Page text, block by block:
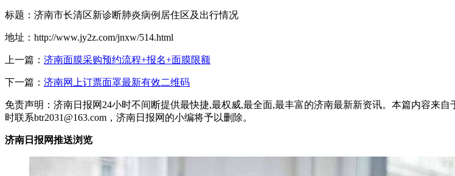
标题：济南市长清区新诊断肺炎病例居住区及出行情况
地址：http://www.jy2z.com/jnxw/514.html
上一篇： 济南面膜采购预约流程+报名+面膜限额
下一篇： 济南网上订票面罩最新有效二维码
免责声明：济南日报网24小时不间断提供最快捷,最权威,最全面,最丰富的济南最新新资讯。本篇内容来
时联系btr2031@163.com，济南日报网的小编将予以删除。
济南日报网推送浏览